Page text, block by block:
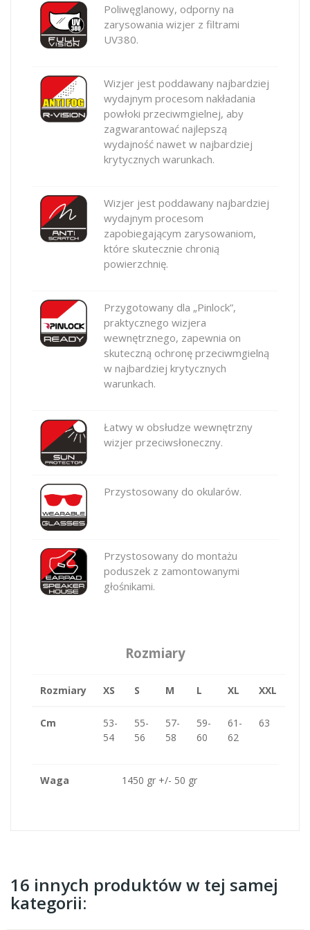
Poliwęglanowy, odporny na
zarysowania wizjer z filtrami
UV380.
Wizjer jest poddawany najbardziej
wydajnym procesom nakładania
powłoki przeciwmgielnej, aby
zagwarantować najlepszą
wydajność nawet w najbardziej
krytycznych warunkach.
Wizjer jest poddawany najbardziej
wydajnym procesom
zapobiegającym zarysowaniom,
które skutecznie chronią
powierzchnię.
Przygotowany dla „Pinlock”,
praktycznego wizjera
wewnętrznego, zapewnia on
skuteczną ochronę przeciwmgielną
w najbardziej krytycznych
warunkach.
Łatwy w obsłudze wewnętrzny
wizjer przeciwsłoneczny.
Przystosowany do okularów.
Przystosowany do montażu
poduszek z zamontowanymi
głośnikami.
Rozmiary
Rozmiary XS S M L XL XXL
Cm
53-
54
55-
56
57-
58
59-
60
61-
62
63
Waga 1450 gr +/- 50 gr
16 innych produktów w tej samej
kategorii: